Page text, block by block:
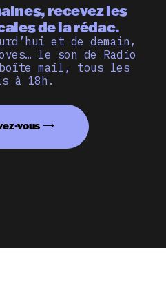
recevez les
de la rédac.
et de demain,
le son de Radio
boîte mail, tous les
à 18h.
vous